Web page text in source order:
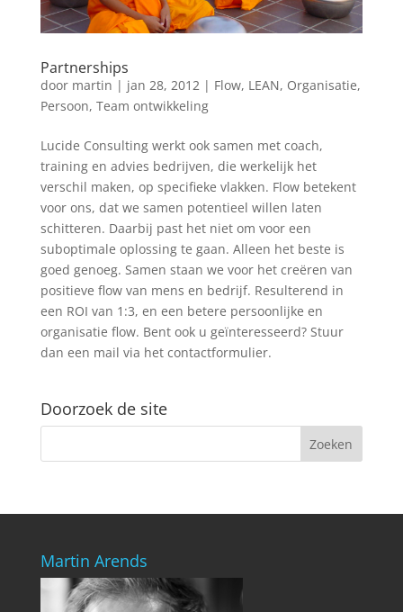
Partnerships
door martin | jan 28, 2012| Flow, LEAN, Organisatie,
Persoon, Team ontwikkeling
Lucide Consulting werkt ook samen met coach,
training en advies bedrijven, die werkelijk het
verschil maken, op specifieke vlakken. Flow betekent
voor ons, dat we samen potentieel willen laten
schitteren. Daarbij past het niet om voor een
suboptimale oplossing te gaan. Alleen het beste is
goed genoeg. Samen staan we voor het creëren van
positieve flow van mens en bedrijf. Resulterend in
een ROI van 1:3, en een betere persoonlijke en
organisatie flow. Bent ook u geïnteresseerd? Stuur
dan een mail via het contactformulier.
Doorzoek de site
Martin Arends